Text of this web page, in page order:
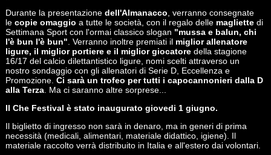
Durante la presentazione dell'Almanacco , verranno consegnate
lecopie omaggio a tutte le società, con il regalo delle magliettedi
Settimana Sport con l'ormai classico slogan "mussa e balun, chi
l'è bun l'è bun" . Verranno inoltre premiati il miglior allenatore
ligure, il miglior portiere e il miglior giocatoredella stagione
16/17 del calcio dilettantistico ligure, nomi scelti attraverso un
nostro sondaggio con gli allenatori di Serie D, Eccellenza e
Promozione. Ci sarà un trofeo per tutti i capocannonieri dalla D
alla Terza. Ma ci saranno altre sorprese...
Il Che Festival è stato inaugurato giovedi 1 giugno.
Il biglietto di ingresso non sarà in denaro, ma in generi di prima
necessità (medicali, alimentari, materiale didattico, igiene). Il
materiale raccolto verrà distribuito in Italia e all'estero dai volontari.